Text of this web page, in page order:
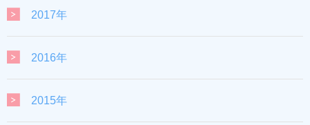
2017年
2016年
2015年